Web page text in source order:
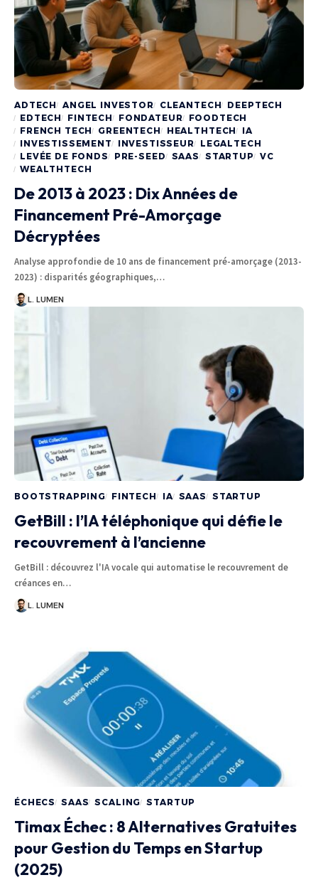
ADTECH ANGEL INVESTOR CLEANTECH DEEPTECH
EDTECH FINTECH FONDATEUR
FOODTECH
FRENCH TECH GREENTECH HEALTHTECH IA
INVESTISSEMENT
INVESTISSEUR
LEGALTECH
LEVÉE DE FONDS
PRE-SEED SAAS STARTUP VC
WEALTHTECH
De 2013 à 2023 : Dix Années de
Financement Pré-Amorçage
Décryptées
Analyse approfondie de 10 ans de financement pré-amorçage (2013-
2023) : disparités géographiques,…
L. LUMEN
BOOTSTRAPPING FINTECH IA SAAS STARTUP
GetBill : l’IA téléphonique qui défie le
recouvrement à l’ancienne
GetBill : découvrez l'IA vocale qui automatise le recouvrement de
créances en…
L. LUMEN
ÉCHECS SAAS SCALING STARTUP
Timax Échec : 8 Alternatives Gratuites
pour Gestion du Temps en Startup
(2025)